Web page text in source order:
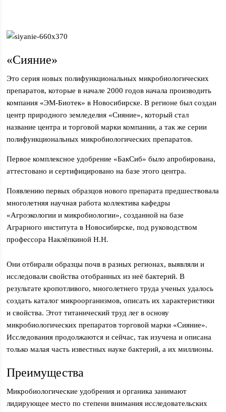
«Сияние»
Это серия новых полифункциональных микробиологических
препаратов, которые в начале 2000 годов начала производить
компания «ЭМ-Биотек» в Новосибирске. В регионе был создан
центр природного земледелия «Сияние», который стал
название центра и торговой марки компании, а так же серии
полифункциональных микробиологических препаратов.
Первое комплексное удобрение «БакСиб» было апробирована,
аттестовано и сертифицировано на базе этого центра.
Появлению первых образцов нового препарата предшествовала
многолетняя научная работа коллектива кафедры
«Агроэкологии и микробиологии», созданной на базе
Аграрного института в Новосибирске, под руководством
профессора Наклёпкиной Н.Н.
Они отбирали образцы почв в разных регионах, выявляли и
исследовали свойства отобранных из неё бактерий. В
результате кропотливого, многолетнего труда ученых удалось
создать каталог микроорганизмов, описать их характеристики
и свойства. Этот титанический труд лег в основу
микробиологических препаратов торговой марки «Сияние».
Исследования продолжаются и сейчас, так изучена и описана
только малая часть известных науке бактерий, а их миллионы.
Преимущества
Микробиологические удобрения и органика занимают
лидирующее место по степени внимания исследовательских